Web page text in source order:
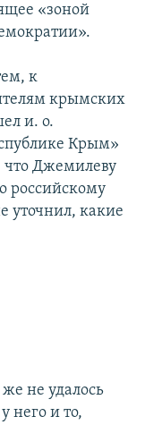
«зоной
к
крымских
и. о.
Крым»
что Джемилеву
российскому
уточнил, какие
не удалось
него и то,